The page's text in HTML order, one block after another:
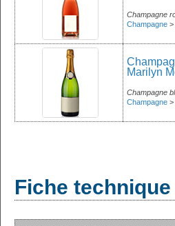
Champagne
Champagne >
Marilyn
Champagne
Champagne >
Fiche technique